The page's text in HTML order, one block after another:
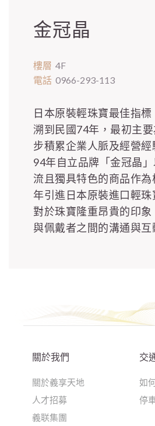
金冠晶
樓層 4F
電話 0966-293-113
日本原裝輕珠寶最佳指
溯到民國74年，最初主
步積累企業人脈及經營經
94年自立品牌「金冠晶
流且獨具特色的商品作
年引進日本原裝進口輕
對於珠寶隆重昂貴的印
與佩戴者之間的溝通與互
關於我們
關於義享天地
人才招募
義联集團
交
如
停